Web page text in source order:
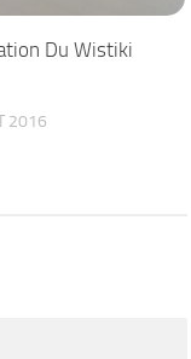
Du Wistiki
2016